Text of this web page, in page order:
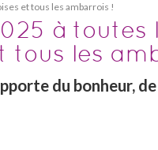
et tous les ambarrois !
à toutes
tous les
du bonheur,